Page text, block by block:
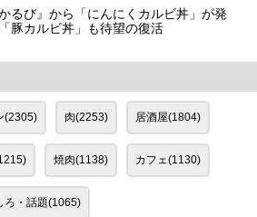
るび』から「にんにくカルビ丼」が発
豚カルビ丼」も待望の復活
(2305) 肉(2253) 居酒屋(1804)
焼肉(1138) カフェ(1130)
ろ・話題(1065)